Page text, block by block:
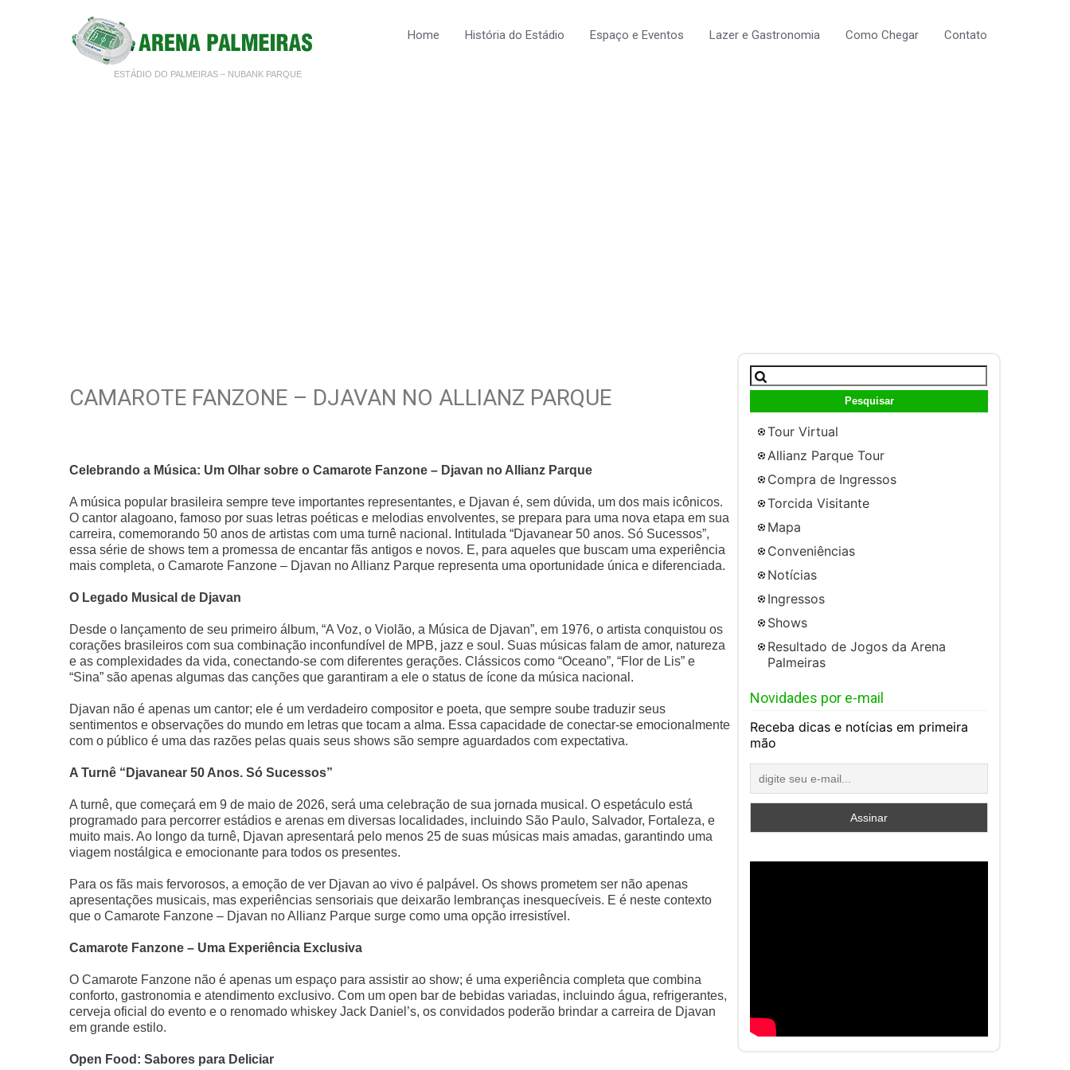
ESTÁDIO DO PALMEIRAS – NUBANK PARQUE
Home História do Estádio Espaço e Eventos Lazer e Gastronomia Como Chegar Contato
CAMAROTE FANZONE – DJAVAN NO ALLIANZ PARQUE
Celebrando a Música: Um Olhar sobre o Camarote Fanzone – Djavan no Allianz Parque
A música popular brasileira sempre teve importantes representantes, e Djavan é, sem dúvida, um dos mais icônicos.
O cantor alagoano, famoso por suas letras poéticas e melodias envolventes, se prepara para uma nova etapa em sua
carreira, comemorando 50 anos de artistas com uma turnê nacional. Intitulada “Djavanear 50 anos. Só Sucessos”,
essa série de shows tem a promessa de encantar fãs antigos e novos. E, para aqueles que buscam uma experiência
mais completa, o Camarote Fanzone – Djavan no Allianz Parque representa uma oportunidade única e diferenciada.
O Legado Musical de Djavan
Desde o lançamento de seu primeiro álbum, “A Voz, o Violão, a Música de Djavan”, em 1976, o artista conquistou os
corações brasileiros com sua combinação inconfundível de MPB, jazz e soul. Suas músicas falam de amor, natureza
e as complexidades da vida, conectando-se com diferentes gerações. Clássicos como “Oceano”, “Flor de Lis” e
“Sina” são apenas algumas das canções que garantiram a ele o status de ícone da música nacional.
Djavan não é apenas um cantor; ele é um verdadeiro compositor e poeta, que sempre soube traduzir seus
sentimentos e observações do mundo em letras que tocam a alma. Essa capacidade de conectar-se emocionalmente
com o público é uma das razões pelas quais seus shows são sempre aguardados com expectativa.
A Turnê “Djavanear 50 Anos. Só Sucessos”
A turnê, que começará em 9 de maio de 2026, será uma celebração de sua jornada musical. O espetáculo está
programado para percorrer estádios e arenas em diversas localidades, incluindo São Paulo, Salvador, Fortaleza, e
muito mais. Ao longo da turnê, Djavan apresentará pelo menos 25 de suas músicas mais amadas, garantindo uma
viagem nostálgica e emocionante para todos os presentes.
Para os fãs mais fervorosos, a emoção de ver Djavan ao vivo é palpável. Os shows prometem ser não apenas
apresentações musicais, mas experiências sensoriais que deixarão lembranças inesquecíveis. E é neste contexto
que o Camarote Fanzone – Djavan no Allianz Parque surge como uma opção irresistível.
Camarote Fanzone – Uma Experiência Exclusiva
O Camarote Fanzone não é apenas um espaço para assistir ao show; é uma experiência completa que combina
conforto, gastronomia e atendimento exclusivo. Com um open bar de bebidas variadas, incluindo água, refrigerantes,
cerveja oficial do evento e o renomado whiskey Jack Daniel’s, os convidados poderão brindar a carreira de Djavan
em grande estilo.
Open Food: Sabores para Deliciar
Pesquisar
por:
Tour Virtual
Allianz Parque Tour
Compra de Ingressos
Torcida Visitante
Mapa
Conveniências
Notícias
Ingressos
Shows
Resultado de Jogos da Arena
Palmeiras
Novidades por e-mail
Receba dicas e notícias em primeira
mão